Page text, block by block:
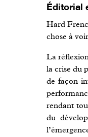
Éditorial
Hard
chose à
La
la crise du
de façon
rendant
du